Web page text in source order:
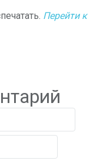
Перейти к